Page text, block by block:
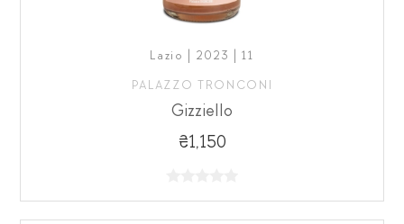
Lazio | 2023 | 11
PALAZZO TRONCONI
Gizziello
₴1,150